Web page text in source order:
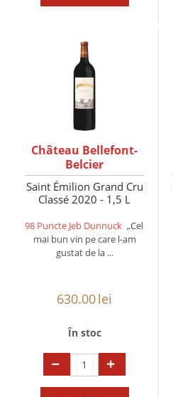
Château Bellefont-
Belcier
Saint Émilion Grand Cru
Classé 2020 - 1,5 L
98 Puncte Jeb Dunnuck „Cel
mai bun vin pe care l-am
gustat de la ...
630.00lei
În stoc